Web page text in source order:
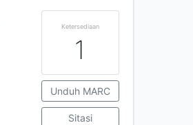
Ketersediaan
1
Unduh MARC
Sitasi